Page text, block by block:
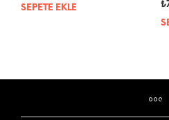
SEPETE EKLE ₺